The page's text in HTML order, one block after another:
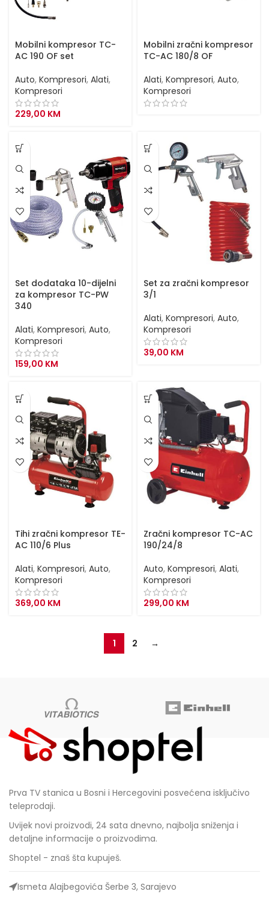
Mobilni kompresor TC-
AC 190 OF set
Auto, Kompresori, Alati,
Kompresori
229,00 KM
Mobilni zračni kompresor
TC-AC 180/8 OF
Alati, Kompresori, Auto,
Kompresori
Set dodataka 10-dijelni
za kompresor TC-PW
340
Alati, Kompresori, Auto,
Kompresori
159,00 KM
Set za zračni kompresor
3/1
Alati, Kompresori, Auto,
Kompresori
39,00 KM
Tihi zračni kompresor TE-
AC 110/6 Plus
Alati, Kompresori, Auto,
Kompresori
369,00 KM
Zračni kompresor TC-AC
190/24/8
Auto, Kompresori, Alati,
Kompresori
299,00 KM
1 2 →
Prva TV stanica u Bosni i Hercegovini posvećena isključivo
teleprodaji.
Uvijek novi proizvodi, 24 sata dnevno, najbolja sniženja i
detaljne informacije o proizvodima.
Shoptel - znaš šta kupuješ.
Ismeta Alajbegovića Šerbe 3, Sarajevo